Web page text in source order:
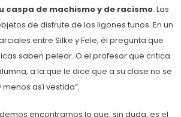
caspa de machismo y de racismo. Las
de disfrute de los ligones tunos. En un
entre Silke y Fele, él pregunta que
saben pelear. O el profesor que critica
a la que le dice que a su clase no se
así vestida”.
encontrarnos lo que, sin duda, es el